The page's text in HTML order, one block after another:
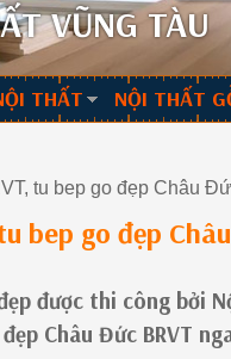
VŨNG TÀU
THẤT NỘI THẤT
tu bep go đẹp Châu
bep go đẹp
được thi công bởi
Châu Đức BRVT